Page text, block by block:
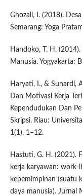
Ghozali, I. (2018).
Semarang: Yoga
Handoko, T. H.
Manusia. Yogyakarta:
Haryati, I., & Sunardi,
Dan Motivasi Kerja
Kependudukan Dan
Skripsi. Riau:
1(1), 1–12.
Hastuti, G. H. (2021).
kerja karyawan: work-
kepemimpinan (suatu
daya manusia). Jurnal